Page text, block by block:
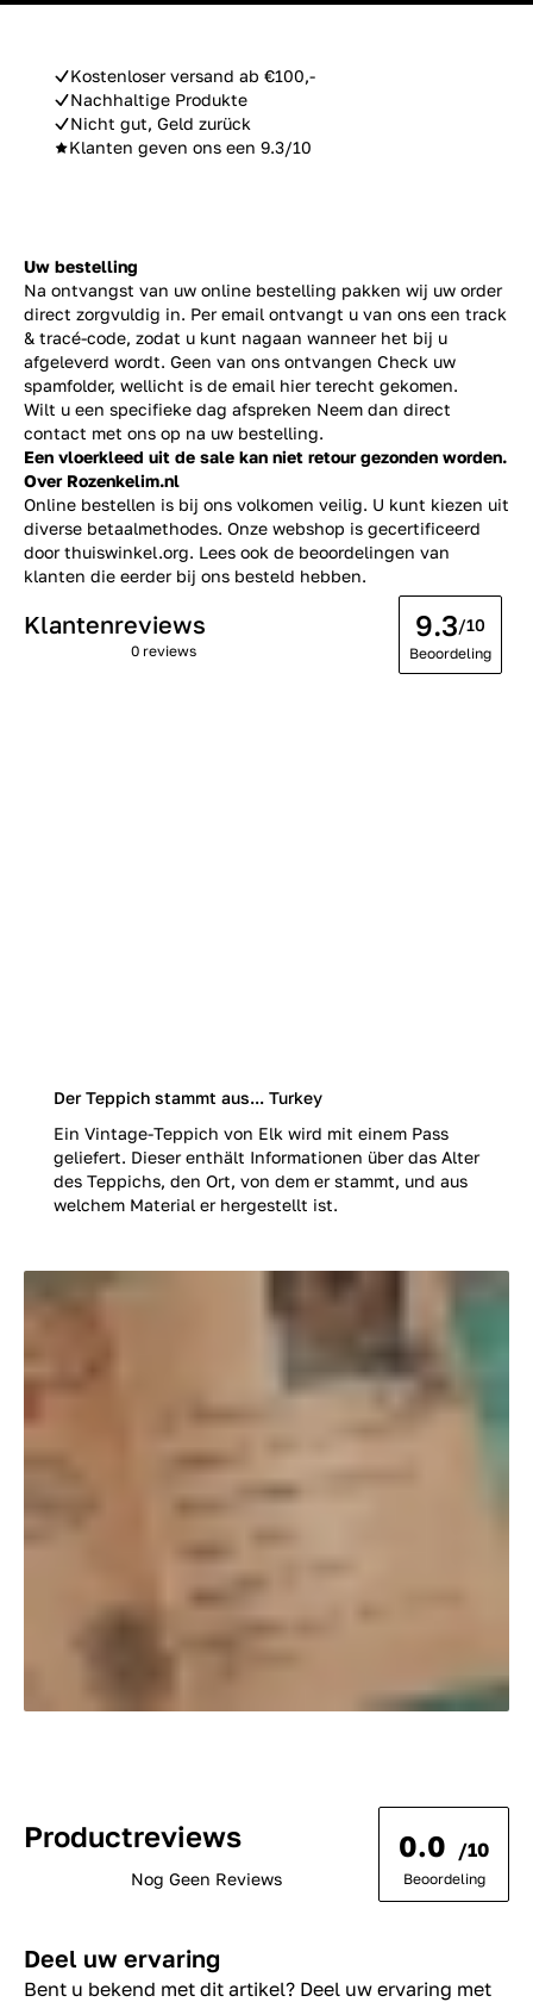
Kostenloser versand ab €100,-
Nachhaltige Produkte
Nicht gut, Geld zurück
Klanten geven ons een 9.3/10
Uw bestelling
Na ontvangst van uw online bestelling pakken wij uw order
direct zorgvuldig in. Per email ontvangt u van ons een track
& tracé-code, zodat u kunt nagaan wanneer het bij u
afgeleverd wordt. Geen van ons ontvangen Check uw
spamfolder, wellicht is de email hier terecht gekomen.
Wilt u een specifieke dag afspreken Neem dan direct
contact met ons op na uw bestelling.
Een vloerkleed uit de sale kan niet retour gezonden worden.
Over Rozenkelim.nl
Online bestellen is bij ons volkomen veilig. U kunt kiezen uit
diverse betaalmethodes. Onze webshop is gecertificeerd
door thuiswinkel.org. Lees ook de beoordelingen van
klanten die eerder bij ons besteld hebben.
Der Teppich stammt aus... Turkey
Ein Vintage-Teppich von Elk wird mit einem Pass
geliefert. Dieser enthält Informationen über das Alter
des Teppichs, den Ort, von dem er stammt, und aus
welchem Material er hergestellt ist.
Klantenreviews
0 reviews
9.3/10
Beoordeling
Productreviews
Nog Geen Reviews
0.0 /10
Beoordeling
Deel uw ervaring
Bent u bekend met dit artikel? Deel uw ervaring met